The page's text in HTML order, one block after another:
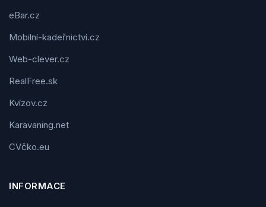
eBar.cz
Mobilní-kadeřnictví.cz
Web-clever.cz
RealFree.sk
Kvízov.cz
Karavaning.net
CVčko.eu
INFORMACE